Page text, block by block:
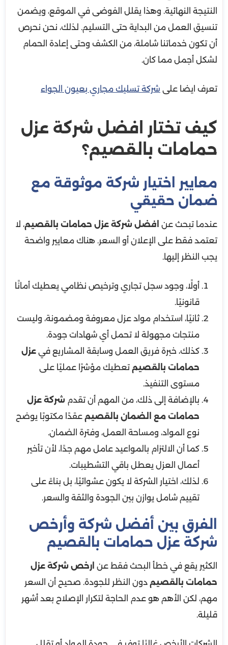
النتيجة النهائية. وهذا يقلل الفوضى في الموقع، ويضمن
تنسيق العمل من البداية حتى التسليم. لذلك، نحن نحرص
أن تكون خدماتنا شاملة، من الكشف وحتى إعادة الحمام
لشكل أجمل مما كان.
تعرف ايضا على شركة تسليك مجاري بعيون الجواء
كيف تختار افضل شركة عزل
حمامات بالقصيم؟
معايير اختيار شركة موثوقة مع
ضمان حقيقي
عندما تبحث عن افضل شركة عزل حمامات بالقصيم، لا
تعتمد فقط على الإعلان أو السعر. هناك معايير واضحة
يجب النظر إليها.
أولًا، وجود سجل تجاري وترخيص نظامي يعطيك أمانًا
قانونيًا.
ثانيًا، استخدام مواد عزل معروفة ومضمونة، وليست
منتجات مجهولة لا تحمل أي شهادات جودة.
كذلك، خبرة فريق العمل وسابقة المشاريع في عزل
حمامات بالقصيم تعطيك مؤشرًا عمليًا على
مستوى التنفيذ.
بالإضافة إلى ذلك، من المهم أن تقدم شركة عزل
حمامات مع الضمان بالقصيم عقدًا مكتوبًا يوضح
نوع المواد، ومساحة العمل، وفترة الضمان.
كما أن الالتزام بالمواعيد عامل مهم جدًا، لأن تأخير
أعمال العزل يعطل باقي التشطيبات.
لذلك، اختيار الشركة لا يكون عشوائيًا، بل بناءً على
تقييم شامل يوازن بين الجودة والثقة والسعر.
الفرق بين أفضل شركة وأرخص
شركة عزل حمامات بالقصيم
الكثير يقع في خطأ البحث فقط عن ارخص شركة عزل
حمامات بالقصيم دون النظر للجودة. صحيح أن السعر
مهم، لكن الأهم هو عدم الحاجة لتكرار الإصلاح بعد أشهر
قليلة.